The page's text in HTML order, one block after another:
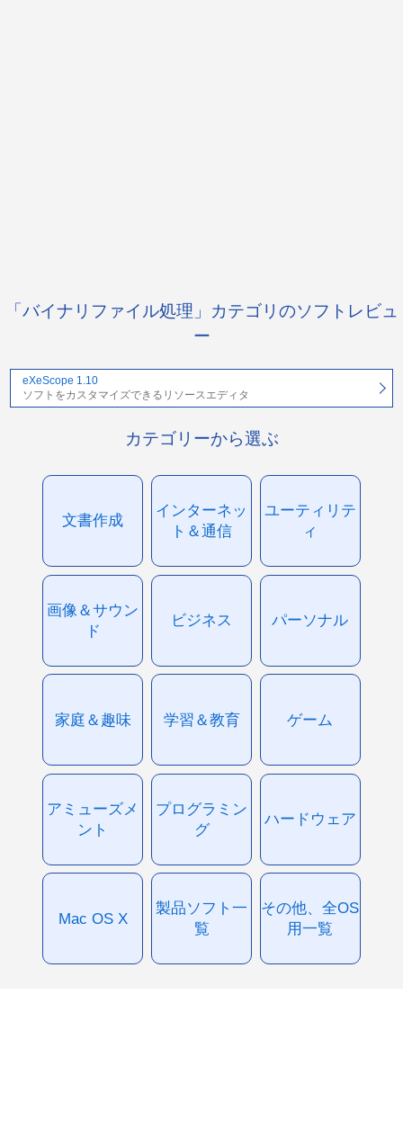
「バイナリファイル処理」カテゴリのソフトレビュ
ー
eXeScope 1.10
ソフトをカスタマイズできるリソースエディタ
カテゴリーから選ぶ
文書作成
インターネッ
ト＆通信
ユーティリテ
ィ
画像＆サウン
ド
ビジネス パーソナル
家庭＆趣味 学習＆教育 ゲーム
アミューズメ
ント
プログラミン
グ
ハードウェア
Mac OS X
製品ソフト一
覧
その他、全OS
用一覧